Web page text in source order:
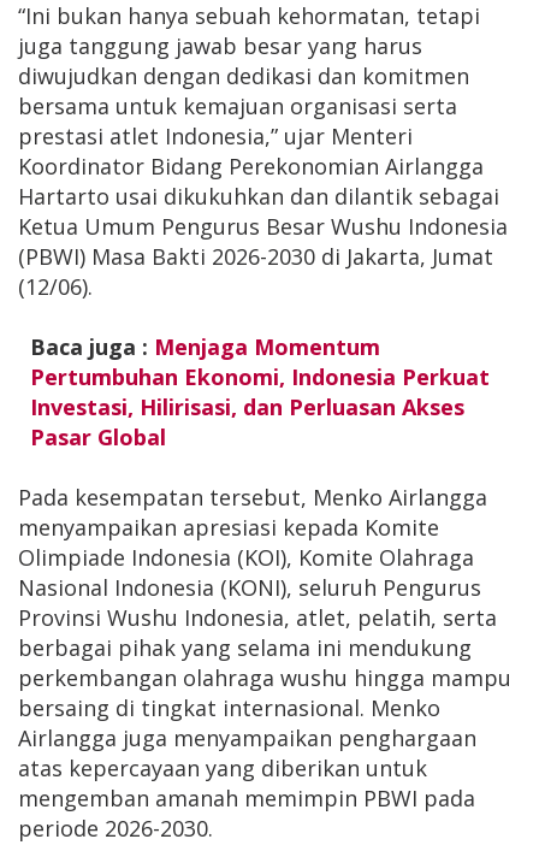
“Ini bukan hanya sebuah kehormatan, tetapi
juga tanggung jawab besar yang harus
diwujudkan dengan dedikasi dan komitmen
bersama untuk kemajuan organisasi serta
prestasi atlet Indonesia,” ujar Menteri
Koordinator Bidang Perekonomian Airlangga
Hartarto usai dikukuhkan dan dilantik sebagai
Ketua Umum Pengurus Besar Wushu Indonesia
(PBWI) Masa Bakti 2026-2030 di Jakarta, Jumat
(12/06).
Baca juga : Menjaga Momentum
Pertumbuhan Ekonomi, Indonesia Perkuat
Investasi, Hilirisasi, dan Perluasan Akses
Pasar Global
Pada kesempatan tersebut, Menko Airlangga
menyampaikan apresiasi kepada Komite
Olimpiade Indonesia (KOI), Komite Olahraga
Nasional Indonesia (KONI), seluruh Pengurus
Provinsi Wushu Indonesia, atlet, pelatih, serta
berbagai pihak yang selama ini mendukung
perkembangan olahraga wushu hingga mampu
bersaing di tingkat internasional. Menko
Airlangga juga menyampaikan penghargaan
atas kepercayaan yang diberikan untuk
mengemban amanah memimpin PBWI pada
periode 2026-2030.